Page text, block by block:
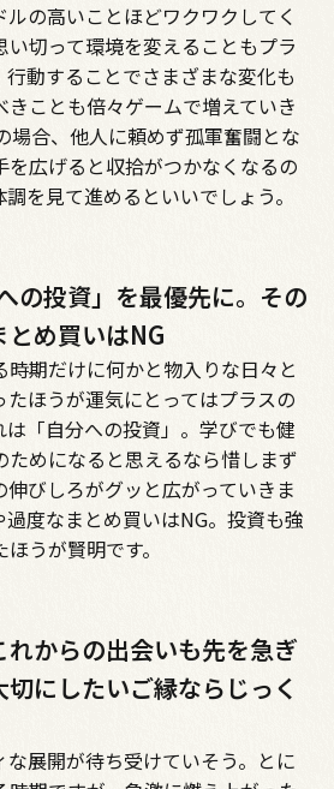
の高いことほどワクワクしてく
い切って環境を変えることもプラ
動することでさまざまな変化も
ことも倍々ゲームで増えていき
場合、他人に頼めず孤軍奮闘とな
を広げると収拾がつかなくなるの
を見て進めるといいでしょう。
の投資」を最優先に。その
め買いはNG
期だけに何かと物入りな日々と
ほうが運気にとってはプラスの
「自分への投資」。学びでも健
ためになると思えるなら惜しまず
びしろがグッと広がっていきま
度なまとめ買いはNG。投資も強
うが賢明です。
からの出会いも先を急ぎ
にしたいご縁ならじっく
展開が待ち受けていそう。とに